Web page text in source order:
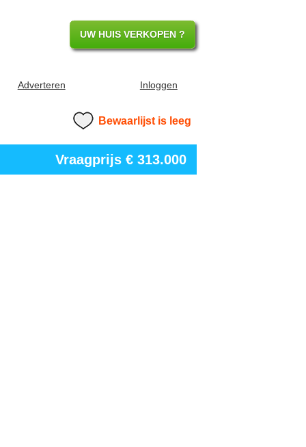
UW HUIS VERKOPEN ?
Adverteren Inloggen
Bewaarlijst is leeg
Vraagprijs € 313.000